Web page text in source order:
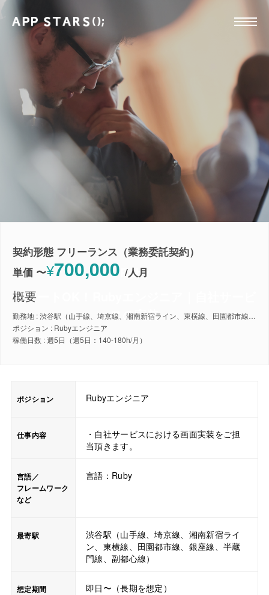
Ruby
リモートOK！Rubyエンジニア｜自社サービ
スの実装
契約形態 フリーランス（業務委託契約）
単価 〜¥700,000 /人月
概要
勤務地 : 渋谷駅（山手線、埼京線、湘南新宿ライン、東横線、田園都市線、銀座線、半蔵門線、副都心線）
ポジション : Rubyエンジニア
稼働日数 : 週5日（週5日：140-180h/月）
ポジション Rubyエンジニア
仕事内容
・自社サービスにおける画面実装をご担
当頂きます。
言語／
フレームワーク
など
言語：Ruby
最寄駅
渋谷駅（山手線、埼京線、湘南新宿ライ
ン、東横線、田園都市線、銀座線、半蔵
門線、副都心線）
想定期間 即日〜（長期を想定）